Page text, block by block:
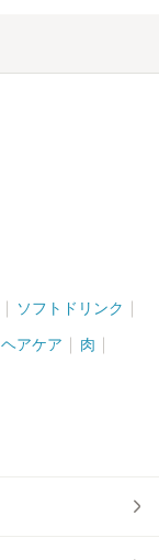
ソフトドリンク
ヘアケア 肉